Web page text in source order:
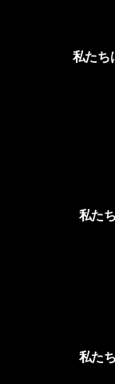
私たち
私た
私た